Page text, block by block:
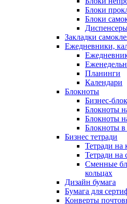
Блоки
Блоки
Закладки
Ежедневники,
Планинги
Календари
Блокноты
Бизнес-
Блокноты
Блокноты
Блокноты
Бизнес тетради
Тетради на
Тетради на
Сменные
кольцах
Дизайн бумага
Бумага для
Конверты